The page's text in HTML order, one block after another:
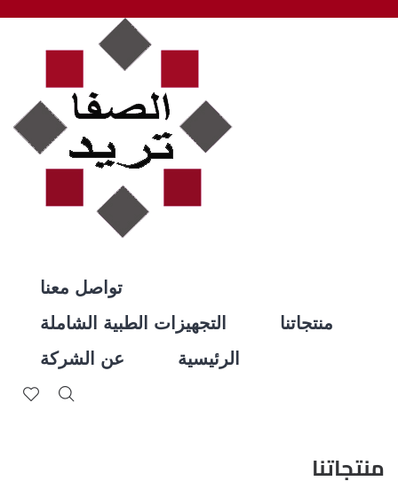
تواصل معنا
التجهيزات الطبية الشاملة
منتجاتنا
عن الشركة
الرئيسية
منتجاتنا